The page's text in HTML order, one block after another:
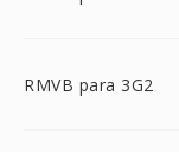
RMVB para 3G2